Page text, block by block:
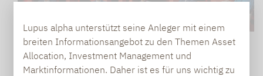
Lupus alpha unterstützt seine Anleger mit einem
breiten Informationsangebot zu den Themen Asset
Allocation, Investment Management und
Marktinformationen. Daher ist es für uns wichtig zu
Wertsicherung 26.11.2024